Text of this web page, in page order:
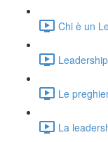
Chi è un
Le
La